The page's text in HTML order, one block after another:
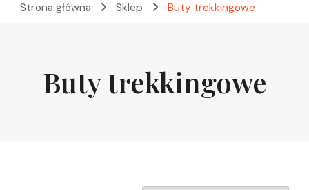
Strona główna Sklep Buty trekkingowe
Buty trekkingowe